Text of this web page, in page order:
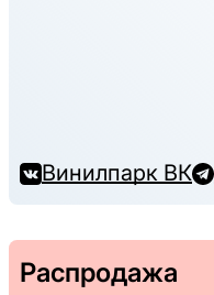
Винилпарк ВК
Распродажа